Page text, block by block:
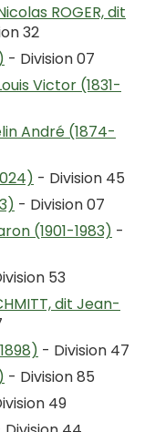
ROGER, dit
32
- Division 07
Victor (1831-
André (1874-
- Division 45
- Division 07
(1901-1983) -
53
dit Jean-
- Division 47
- Division 85
49